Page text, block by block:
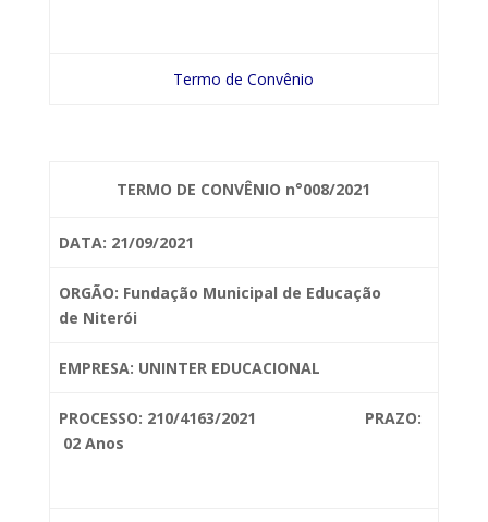
Termo de Convênio
TERMO DE CONVÊNIO n°008/2021
DATA: 21/09/2021
ORGÃO: Fundação Municipal de Educação
de Niterói
EMPRESA: UNINTER EDUCACIONAL
PROCESSO: 210/4163/2021 PRAZO:
02 Anos